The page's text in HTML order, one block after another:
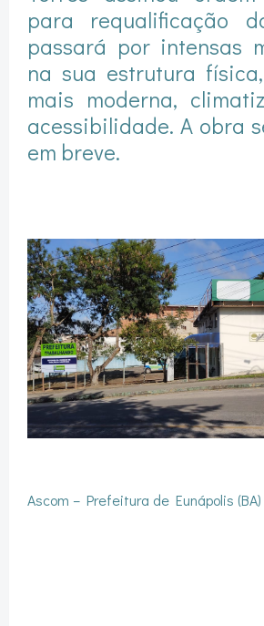
para requalificação
passará por intensas
na sua estrutura
mais moderna,
acessibilidade. A obra
em breve.
Ascom – Prefeitura de Eunápolis (BA)